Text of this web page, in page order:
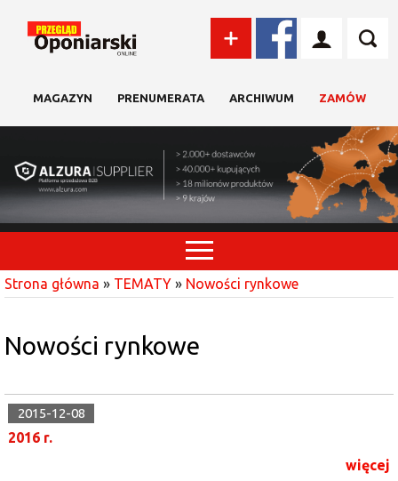
MAGAZYN PRENUMERATA ARCHIWUM ZAMÓW
Strona główna » TEMATY » Nowości rynkowe
Nowości rynkowe
2015-12-08
2016 r.
więcej